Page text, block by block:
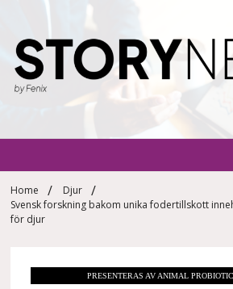
Home
Djur
Svensk forskning bakom unika fodertillskott
för djur
PRESENTERAS AV ANIMAL